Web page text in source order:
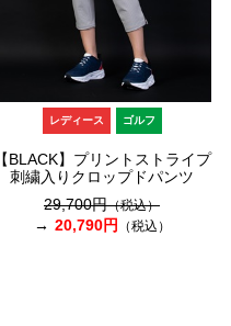
レディース ゴルフ
【BLACK】プリントストライプ
刺繍入りクロップドパンツ
29,700円（税込）
20,790円 （税込）